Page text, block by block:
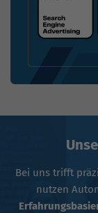
Bei uns trifft
nutzen